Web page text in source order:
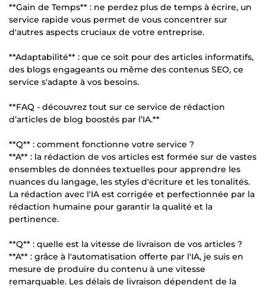
**Gain de Temps** : ne perdez plus de temps à écrire, un
service rapide vous permet de vous concentrer sur
d'autres aspects cruciaux de votre entreprise.
**Adaptabilité** : que ce soit pour des articles informatifs,
des blogs engageants ou même des contenus SEO, ce
service s'adapte à vos besoins.
**FAQ - découvrez tout sur ce service de rédaction
d’articles de blog boostés par l’IA.**
**Q** : comment fonctionne votre service ?
**A** : la rédaction de vos articles est formée sur de vastes
ensembles de données textuelles pour apprendre les
nuances du langage, les styles d'écriture et les tonalités.
La rédaction avec l'IA est corrigée et perfectionnée par la
rédaction humaine pour garantir la qualité et la
pertinence.
**Q** : quelle est la vitesse de livraison de vos articles ?
**A** : grâce à l'automatisation offerte par l'IA, je suis en
mesure de produire du contenu à une vitesse
remarquable. Les délais de livraison dépendent de la